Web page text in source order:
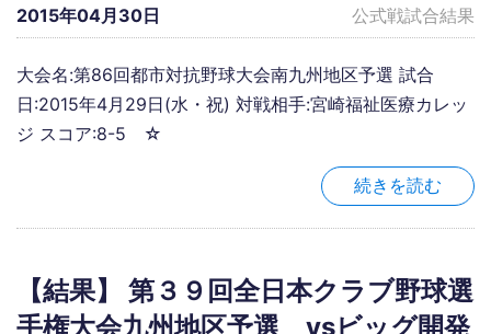
2015年04月30日 公式戦試合結果
大会名:第86回都市対抗野球大会南九州地区予選 試合
日:2015年4月29日(水・祝) 対戦相手:宮崎福祉医療カレッ
ジ スコア:8-5 ☆
続きを読む
【結果】 第３９回全日本クラブ野球選
手権大会九州地区予選 vsビッグ開発